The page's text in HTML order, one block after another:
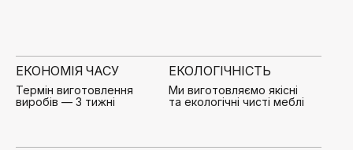
ЕКОНОМІЯ ЧАСУ
Термін виготовлення
виробів — 3 тижні
ЕКОЛОГІЧНІСТЬ
Ми виготовляємо якісні
та екологічні чисті меблі